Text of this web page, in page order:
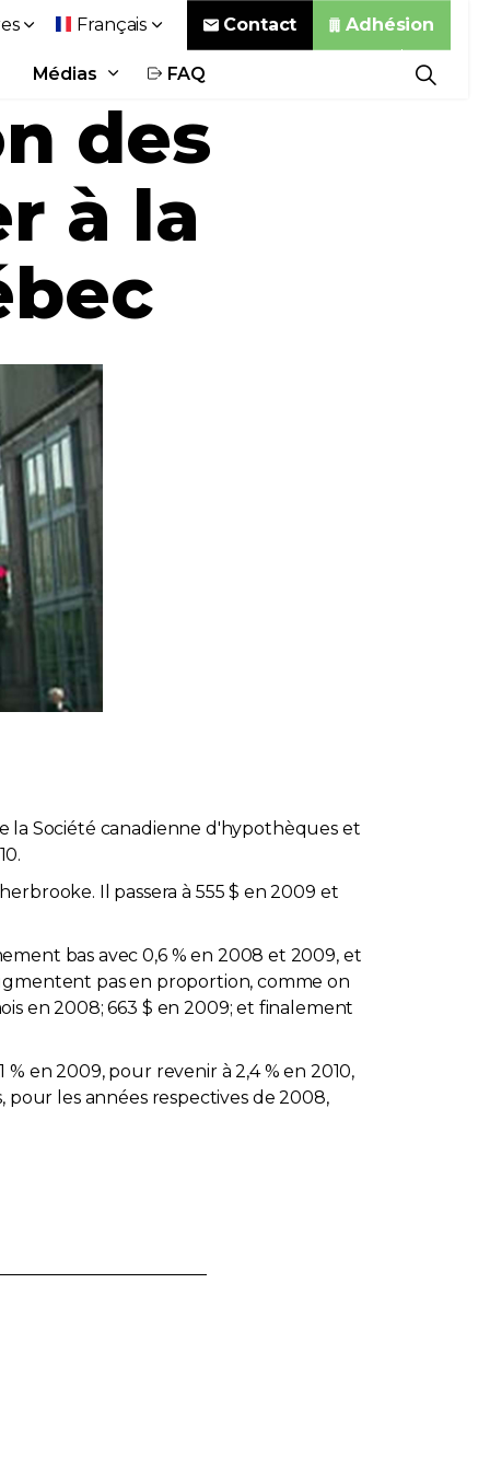
Médias FAQ
Français Contact Adhésion
des
à la
la Société canadienne d'hypothèques et
Il passera à 555 $ en 2009 et
bas avec 0,6 % en 2008 et 2009, et
pas en proportion, comme on
en 2008; 663 $ en 2009; et finalement
en 2009, pour revenir à 2,4 % en 2010,
pour les années respectives de 2008,